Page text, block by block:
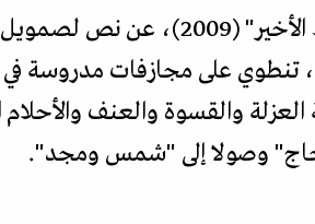
المسافة بين عرض "الشريط
تنطوي على مجازفات
العزلة والقسوة والعنف
وصولا إلى "شمس ومجد".